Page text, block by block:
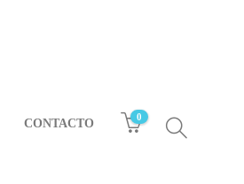
CONTACTO 0